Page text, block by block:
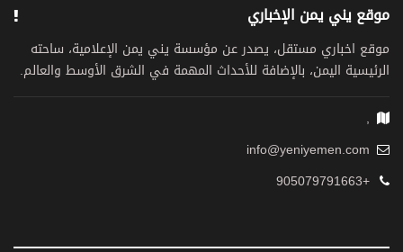
موقع يني يمن الإخباري
موقع اخباري مستقل، يصدر عن مؤسسة يني يمن الإعلامية، ساحته
الرئيسية اليمن، بالإضافة للأحداث المهمة في الشرق الأوسط والعالم.
,
info@yeniyemen.com
+905079791663